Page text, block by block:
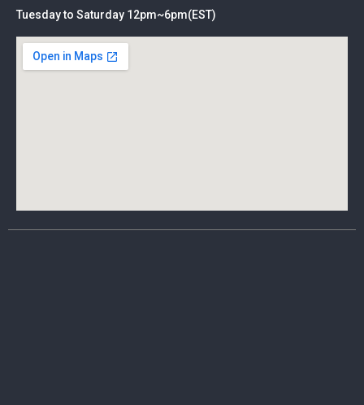
Tuesday to Saturday 12pm~6pm(EST)